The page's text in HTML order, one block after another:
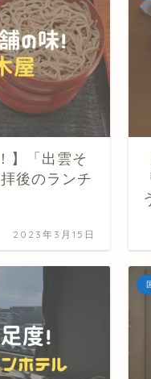
】「出雲そ
後のランチ
2023年3月15日